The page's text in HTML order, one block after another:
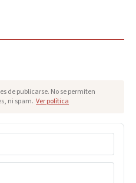
de publicarse. No se permiten
ni spam. Ver política